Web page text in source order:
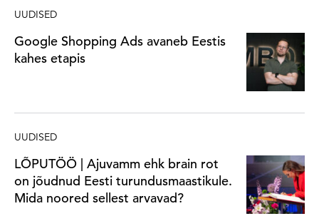
UUDISED
Google Shopping Ads avaneb Eestis
kahes etapis
UUDISED
LÕPUTÖÖ | Ajuvamm ehk brain rot
on jõudnud Eesti turundusmaastikule.
Mida noored sellest arvavad?